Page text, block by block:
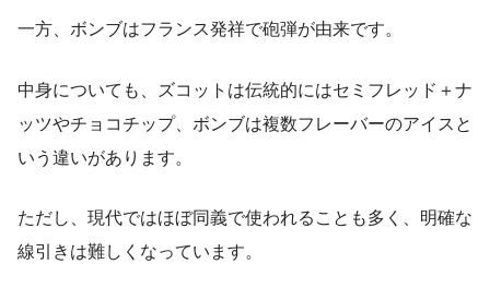
一方、ボンブはフランス発祥で砲弾が由来です。
中身についても、ズコットは伝統的にはセミフレッド＋ナ
ッツやチョコチップ、ボンブは複数フレーバーのアイスと
いう違いがあります。
ただし、現代ではほぼ同義で使われることも多く、明確な
線引きは難しくなっています。